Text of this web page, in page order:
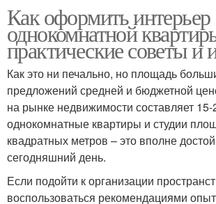
Как оформить интерьер
однокомнатной
практические советы и
Как это ни печально, но площадь
предложений средней и бюджетной
на рынке недвижимости составляет
однокомнатные квартиры и студии
квадратных метров – это вполне
сегодняшний день.
Если подойти к организации
воспользоваться рекомендациями